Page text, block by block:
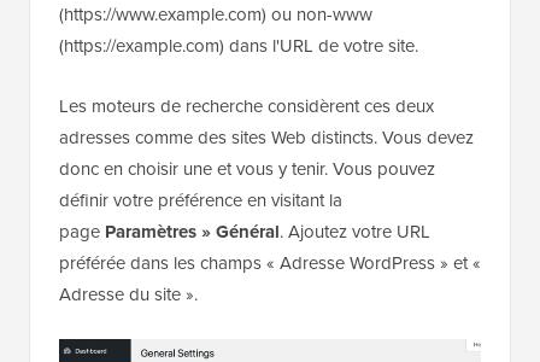
(https://www.example.com) ou non-www
(https://example.com) dans l'URL de votre site.
Les moteurs de recherche considèrent ces deux
adresses comme des sites Web distincts. Vous devez
donc en choisir une et vous y tenir. Vous pouvez
définir votre préférence en visitant la
page Paramètres » Général. Ajoutez votre URL
préférée dans les champs « Adresse WordPress » et «
Adresse du site ».